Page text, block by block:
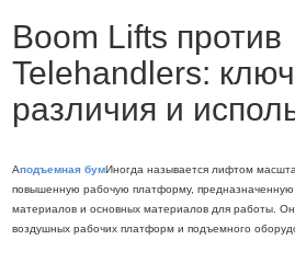
Boom Lifts против
Telehandlers:
различия и
Аподъемная бумИногда называется лифтом
повышенную рабочую платформу, предназначенную
материалов и основных материалов для работы.
воздушных рабочих платформ и подъемного